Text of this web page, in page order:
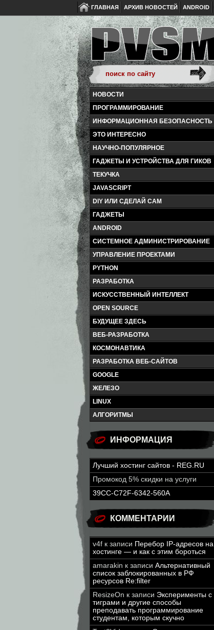
ГЛАВНАЯ АРХИВ НОВОСТЕЙ ANDROID
НОВОСТИ
ПРОГРАММИРОВАНИЕ
ИНФОРМАЦИОННАЯ БЕЗОПАСНОСТЬ
ЭТО ИНТЕРЕСНО
НАУЧНО-ПОПУЛЯРНОЕ
ГАДЖЕТЫ И УСТРОЙСТВА ДЛЯ ГИКОВ
ТЕКУЧКА
JAVASCRIPT
DIY ИЛИ СДЕЛАЙ САМ
ГАДЖЕТЫ
ANDROID
СИСТЕМНОЕ АДМИНИСТРИРОВАНИЕ
УПРАВЛЕНИЕ ПРОЕКТАМИ
PYTHON
РАЗРАБОТКА
ИСКУССТВЕННЫЙ ИНТЕЛЛЕКТ
OPEN SOURCE
БУДУЩЕЕ ЗДЕСЬ
ВЕБ-РАЗРАБОТКА
КОСМОНАВТИКА
РАЗРАБОТКА ВЕБ-САЙТОВ
GOOGLE
ЖЕЛЕЗО
LINUX
АЛГОРИТМЫ
ИНФОРМАЦИЯ
Лучший хостинг сайтов - REG.RU
Промокод 5% скидки на услуги
39CC-C72F-6342-560A
КОММЕНТАРИИ
v4f к записи Перебор IP-адресов на
хостинге — и как с этим бороться
amarakin к записи Альтернативный
список заблокированных в РФ
ресурсов Re:filter
ResizeOn к записи Эксперименты с
тиграми и другие способы
преподавать программирование
студентам, которым скучно